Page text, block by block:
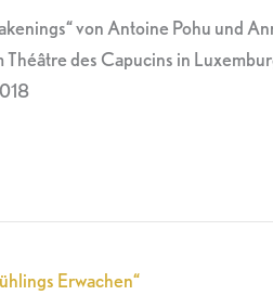
von Antoine Pohu und
des Capucins in